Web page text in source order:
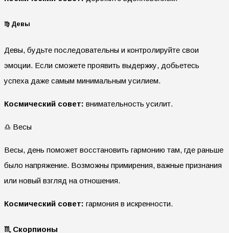
♍ Девы
Девы, будьте последовательны и контролируйте свои
эмоции. Если сможете проявить выдержку, добьетесь
успеха даже самым минимальным усилием.
Космический совет: внимательность усилит.
♎ Весы
Весы, день поможет восстановить гармонию там, где раньше
было напряжение. Возможны примирения, важные признания
или новый взгляд на отношения.
Космический совет: гармония в искренности.
♏ Скорпионы